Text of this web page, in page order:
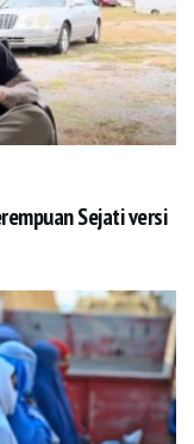
Sejati versi